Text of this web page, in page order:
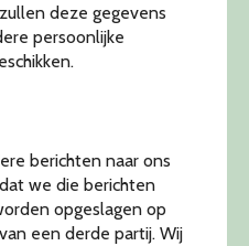
deze gegevens
persoonlijke
berichten naar ons
we die berichten
opgeslagen op
een derde partij. Wij